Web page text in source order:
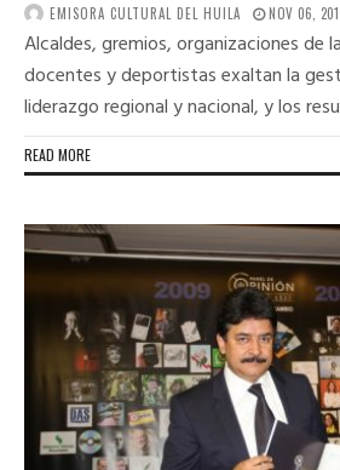
EMISORA CULTURAL DEL HUILA NOV 06,
Alcaldes, gremios, organizaciones de
docentes y deportistas exaltan la
liderazgo regional y nacional, y los
READ MORE